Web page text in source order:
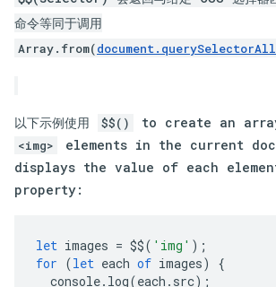
命令等同于调用
Array.from(
以下示例使用 $$() to create an
<img>
elements in the current
displays the value of each
property:
let images = $$( 'img' );
for (let each of images)
{
console. log(each . src);